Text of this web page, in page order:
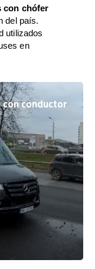
con chófer
del país.
utilizados
en
conductor